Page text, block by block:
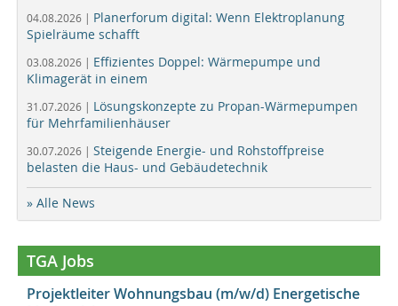
04.08.2026 | Planerforum digital: Wenn Elektroplanung
Spielräume schafft
03.08.2026 | Effizientes Doppel: Wärmepumpe und
Klimagerät in einem
31.07.2026 | Lösungskonzepte zu Propan-Wärmepumpen
für Mehrfamilienhäuser
30.07.2026 | Steigende Energie- und Rohstoffpreise
belasten die Haus- und Gebäudetechnik
» Alle News
TGA Jobs
Projektleiter Wohnungsbau (m/w/d) Energetische